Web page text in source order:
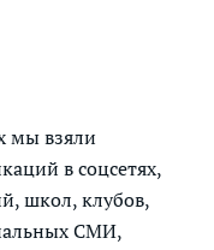
мы взяли
в соцсетях,
школ, клубов,
СМИ,